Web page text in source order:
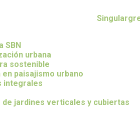
SBN
urbana
sostenible
en paisajismo urbano
integrales
de jardines verticales y cubiertas